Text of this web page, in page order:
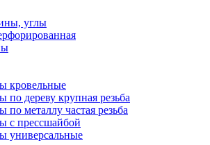
углы
кровельные
по дереву крупная резьба
по металлу частая резьба
с прессшайбой
универсальные